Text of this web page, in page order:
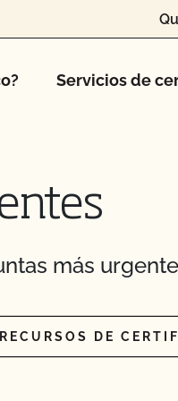
Servicios de
más
RECURSOS DE
animales?
postes de mi valla o
orgánicas?
orgánicos?
para piensos tengan